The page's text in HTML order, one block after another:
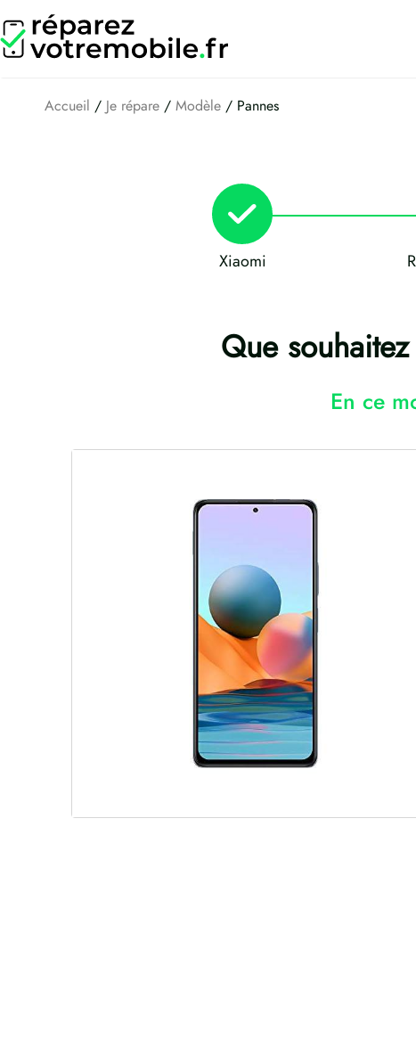
au
contenu
Accueil / Je répare / Modèle / Pannes
Xiaomi
Que
En ce